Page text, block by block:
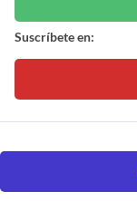
Suscríbete en: